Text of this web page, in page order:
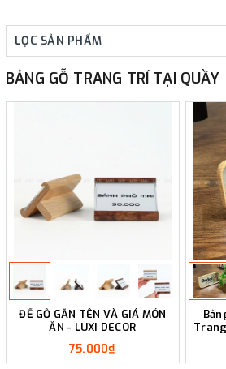
LỌC SẢN PHẨM
BẢNG GỖ TRANG TRÍ TẠI QUẦY
ĐẾ GỖ GẮN TÊN VÀ GIÁ MÓN
ĂN - LUXI DECOR
75.000₫